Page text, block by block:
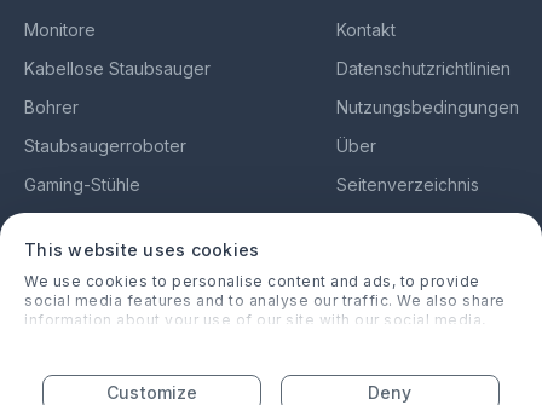
This website uses cookies
We use cookies to personalise content and ads, to provide
social media features and to analyse our traffic. We also share
information about your use of our site with our social media,
collected from your use of their services.
Customize Deny
Monitore
Kabellose Staubsauger
Bohrer
Staubsaugerroboter
Gaming-Stühle
Kontakt
Datenschutzrichtlinien
Nutzungsbedingungen
Über
Seitenverzeichnis
bestereviews.de